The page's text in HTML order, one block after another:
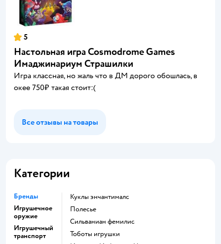
5
Настольная игра Cosmodrome Games
Имаджинариум Страшилки
Игра классная, но жаль что в ДМ дорого обошлась, в
окее 750₽ такая стоит:(
Все отзывы на товары
Категории
Бренды
Игрушечное
оружие
Игрушечный
транспорт
Куклы энчантималс
Полесье
Сильваниан фемилис
Тоботы игрушки